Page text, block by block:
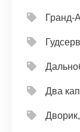
Гранд-
Два